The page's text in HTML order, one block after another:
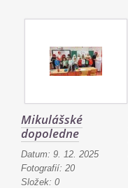
Mikulášské
dopoledne
Datum: 9. 12. 2025
Fotografií: 20
Složek: 0